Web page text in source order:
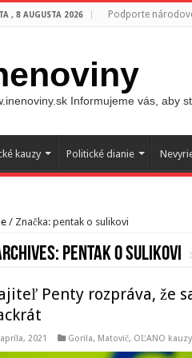
, 8 AUGUSTA 2026 Podporte
Informujeme vás, aby
kauzy Politické dianie
/ Značka: pentak o sulikovi
pentak o sulikovi
Penty rozpráva, že
2021 Gorila, Matovič, OĽANO kauzy